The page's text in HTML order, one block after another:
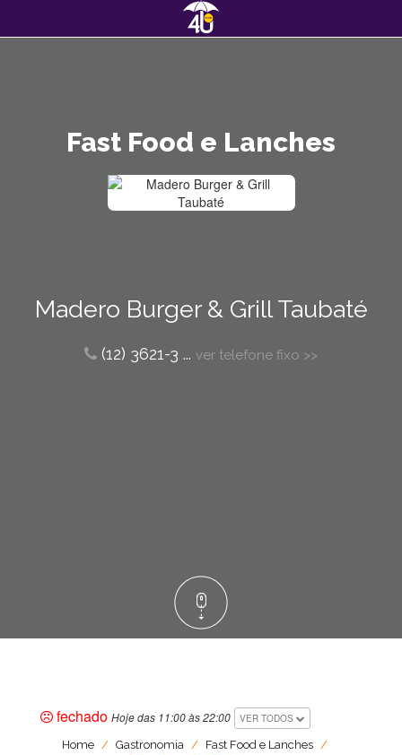
Fast Food e Lanches
Madero Burger & Grill Taubaté
(12) 3621-3 ... ver telefone fixo >>
fechado Hoje das 11:00 às 22:00 VER TODOS
Home / Gastronomia / Fast Food e Lanches /